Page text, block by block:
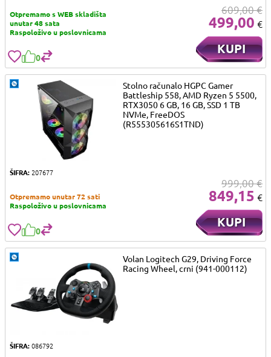
Otpremamo s WEB skladišta
unutar 48 sata
Raspoloživo u poslovnicama
609,00 €
499,00 €
KUPI
0
ŠIFRA: 207677
Otpremamo unutar 72 sati
Raspoloživo u poslovnicama
Stolno računalo HGPC Gamer
Battleship 558, AMD Ryzen 5 5500,
RTX3050 6 GB, 16 GB, SSD 1 TB
NVMe, FreeDOS
(R555305616S1TND)
999,00 €
849,15 €
KUPI
0
ŠIFRA:086792
Volan Logitech G29, Driving Force
Racing Wheel, crni (941-000112)